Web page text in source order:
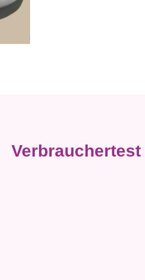
Verbrauchertest